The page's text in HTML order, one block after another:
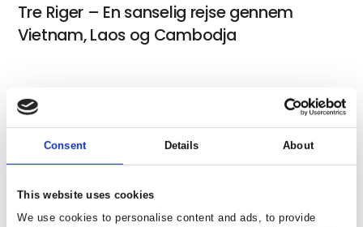
Consent Details About
This website uses cookies
We use cookies to personalise content and ads, to provide
Tre Riger – En sanselig rejse gennem
Vietnam, Laos og Cambodja
Malaysia og Singapore – oplev
storbyen, junglen og Rawa Islands
strande